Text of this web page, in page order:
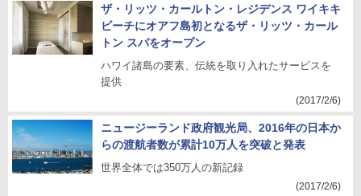
ザ・リッツ・カールトン・レジデンス ワイキキ
ビーチにオアフ島初となるザ・リッツ・カール
トン スパをオープン
ハワイ諸島の要素、伝統を取り入れたサービスを
提供
(2017/2/6)
ニュージーランド政府観光局、2016年の日本か
らの渡航者数が累計10万人を突破と発表
世界全体では350万人の新記録
(2017/2/6)